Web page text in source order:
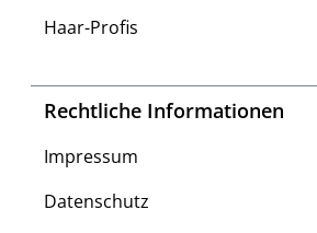
Haar-Profis
Rechtliche Informationen
Impressum
Datenschutz